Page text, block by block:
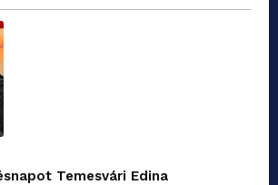
Temesvári Edina